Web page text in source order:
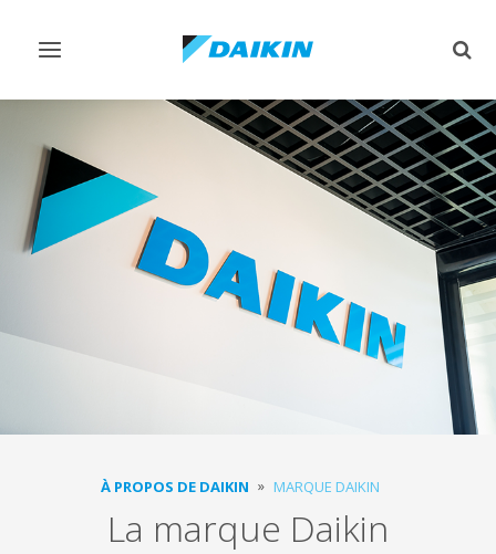
Afficher/masquer
À PROPOS DE DAIKIN MARQUE DAIKIN
La marque Daikin